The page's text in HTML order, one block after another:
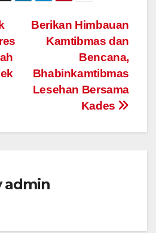
Berikan Himbauan
Kamtibmas dan
Bencana,
Bhabinkamtibmas
Lesehan Bersama
Kades
admin